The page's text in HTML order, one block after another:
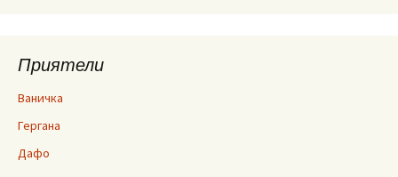
Приятели
Ваничка
Гергана
Дафо